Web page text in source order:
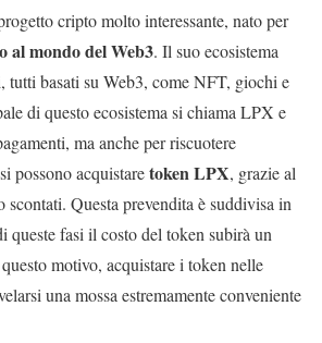
cripto molto interessante, nato per
al mondo del Web3. Il suo ecosistema
tutti basati su Web3, come NFT, giochi e
di questo ecosistema si chiama LPX e
ma anche per riscuotere
possono acquistaretoken LPX, grazie al
scontati. Questa prevendita è suddivisa in
queste fasi il costo del token subirà un
motivo, acquistare i token nelle
una mossa estremamente conveniente